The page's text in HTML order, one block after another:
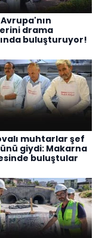
drama
buluşturuyor!
muhtarlar şef
giydi: Makarna
buluştular